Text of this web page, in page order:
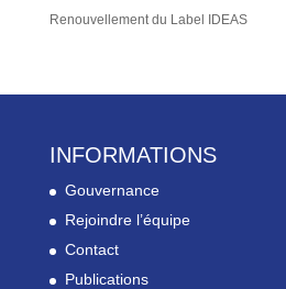
Renouvellement du Label IDEAS
INFORMATIONS
Gouvernance
Rejoindre l’équipe
Contact
Publications